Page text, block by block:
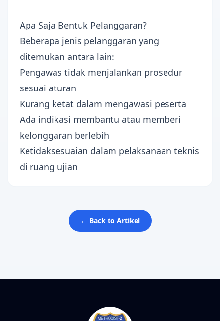
Apa Saja Bentuk Pelanggaran?
Beberapa jenis pelanggaran yang
ditemukan antara lain:
Pengawas tidak menjalankan prosedur
sesuai aturan
Kurang ketat dalam mengawasi peserta
Ada indikasi membantu atau memberi
kelonggaran berlebih
Ketidaksesuaian dalam pelaksanaan teknis
di ruang ujian
← Back to Artikel